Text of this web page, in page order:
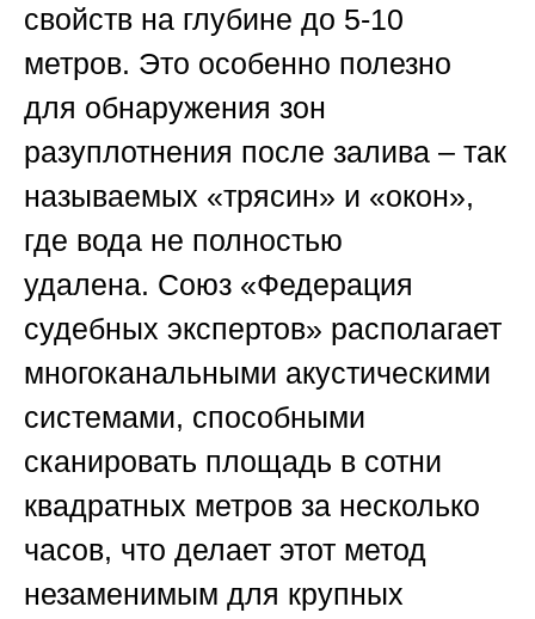
свойств на глубине до 5-10
метров. Это особенно полезно
для обнаружения зон
разуплотнения после залива – так
называемых «трясин» и «окон»,
где вода не полностью
удалена. Союз «Федерация
судебных экспертов» располагает
многоканальными акустическими
системами, способными
сканировать площадь в сотни
квадратных метров за несколько
часов, что делает этот метод
незаменимым для крупных